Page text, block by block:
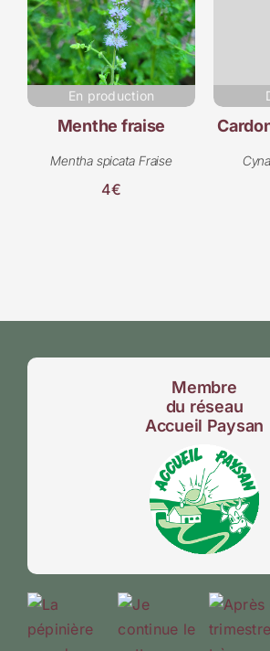
En production
Menthe fraise
Mentha spicata Fraise
4€
Membre
du réseau
Accueil Paysan